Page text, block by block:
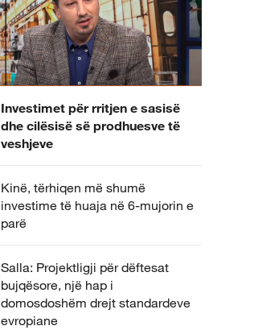
Investimet për rritjen e sasisë
dhe cilësisë së prodhuesve të
veshjeve
Kinë, tërhiqen më shumë
investime të huaja në 6-mujorin e
parë
Salla: Projektligji për dëftesat
bujqësore, një hap i
domosdoshëm drejt standardeve
evropiane